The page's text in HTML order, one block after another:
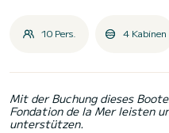
10 Pers. 4 Kabinen
Mit der Buchung dieses
Fondation de la Mer leisten
unterstützen.